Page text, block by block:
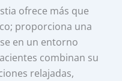
ofrece más que
proporciona una
en un entorno
combinan su
relajadas,